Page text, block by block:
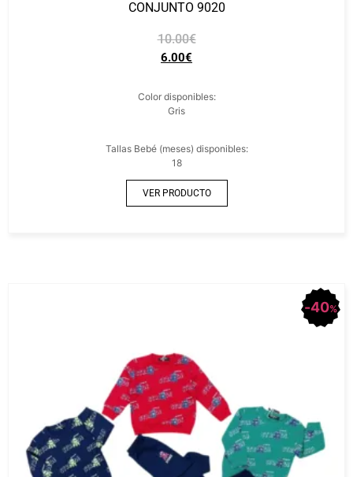
CONJUNTO 9020
10.00€
6.00€
Color disponibles:
Gris
Tallas Bebé (meses) disponibles:
18
VER PRODUCTO
40%